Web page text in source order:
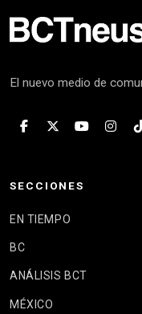
El nuevo medio de
SECCIONES
EN TIEMPO
BC
ANÁLISIS BCT
MÉXICO